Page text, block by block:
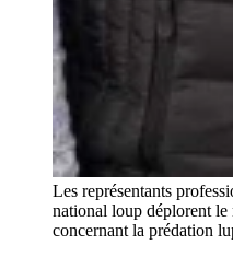
Les représentants
national loup déplorent le
concernant la prédation